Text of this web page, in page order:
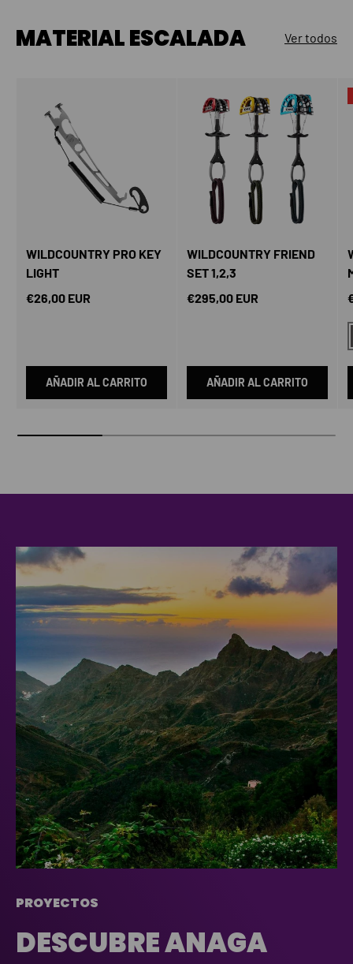
MATERIAL ESCALADA Ver todos
WILDCOUNTRY PRO KEY
LIGHT
Precio normal
€26,00 EUR
AÑADIR AL CARRITO
WILDCOUNTRY FRIEND
SET 1,2,3
Precio normal
€295,00 EUR
AÑADIR AL CARRITO
PROYECTOS
DESCUBRE ANAGA